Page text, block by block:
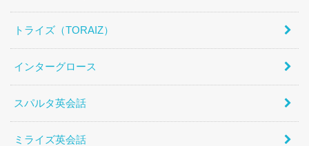
トライズ（TORAIZ）
インターグロース
スパルタ英会話
ミライズ英会話